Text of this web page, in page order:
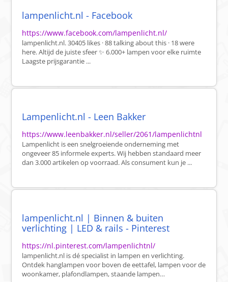
lampenlicht.nl - Facebook
https://www.facebook.com/lampenlicht.nl/
lampenlicht.nl. 30405 likes · 88 talking about this · 18 were
here. Altijd de juiste sfeer ✨ 6.000+ lampen voor elke ruimte
Laagste prijsgarantie ...
Lampenlicht.nl - Leen Bakker
https://www.leenbakker.nl/seller/2061/lampenlichtnl
Lampenlicht is een snelgroeiende onderneming met
ongeveer 85 informele experts. Wij hebben standaard meer
dan 3.000 artikelen op voorraad. Als consument kun je ...
lampenlicht.nl | Binnen & buiten
verlichting | LED & rails - Pinterest
https://nl.pinterest.com/lampenlichtnl/
lampenlicht.nl is dé specialist in lampen en verlichting.
Ontdek hanglampen voor boven de eettafel, lampen voor de
woonkamer, plafondlampen, staande lampen…